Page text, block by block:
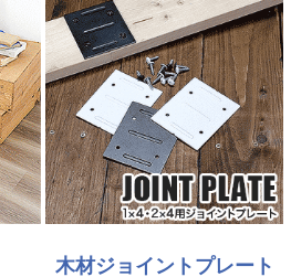
木材ジョイントプレート